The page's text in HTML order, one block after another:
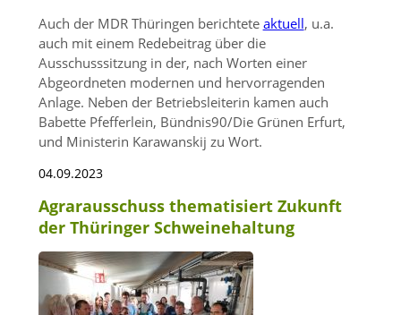
Auch der MDR Thüringen berichtete aktuell, u.a.
auch mit einem Redebeitrag über die
Ausschusssitzung in der, nach Worten einer
Abgeordneten modernen und hervorragenden
Anlage. Neben der Betriebsleiterin kamen auch
Babette Pfefferlein, Bündnis90/Die Grünen Erfurt,
und Ministerin Karawanskij zu Wort.
04.09.2023
Agrarausschuss thematisiert Zukunft
der Thüringer Schweinehaltung